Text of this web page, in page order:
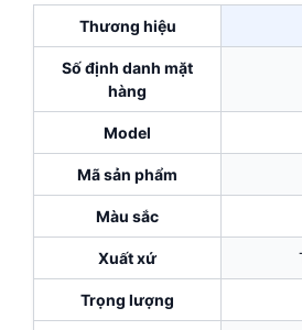
Thương hiệu
Số định danh mặt
hàng
Model
Mã sản phẩm
Màu sắc
Xuất xứ
Trọng lượng